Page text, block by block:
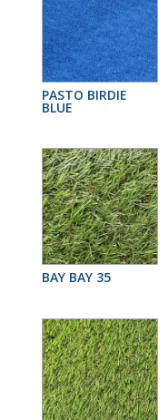
PASTO BIRDIE
BLUE
BAY BAY 35